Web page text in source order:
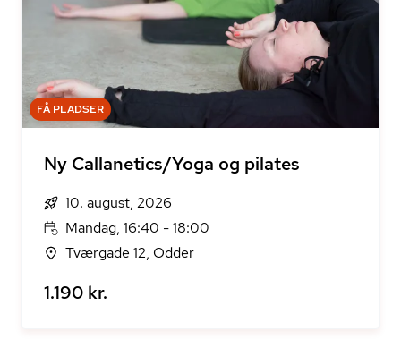
FÅ PLADSER
Ny Callanetics/Yoga og pilates
10. august, 2026
Mandag, 16:40 - 18:00
Tværgade 12, Odder
1.190 kr.